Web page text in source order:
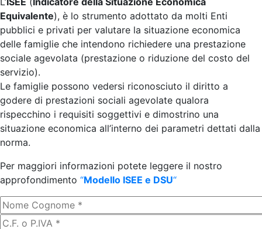
Equivalente), è lo strumento adottato da molti Enti
pubblici e privati per valutare la situazione economica
delle famiglie che intendono richiedere una prestazione
sociale agevolata (prestazione o riduzione del costo del
servizio).
Le famiglie possono vedersi riconosciuto il diritto a
godere di prestazioni sociali agevolate qualora
rispecchino i requisiti soggettivi e dimostrino una
situazione economica all’interno dei parametri dettati dalla
norma.
Per maggiori informazioni potete leggere il nostro
approfondimento “Modello ISEE e DSU“